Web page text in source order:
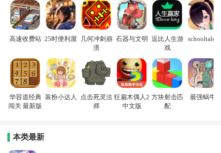
高速收费站 25时便利屋
几何冲刺崩
溃
石器与文明 逗比人生游
戏
schooltales
华容道经典
闯关 最新版
装扮小达人
点击死灵法
师
狂扁木偶人2
中文版
方块射击匹
配
最强蜗牛
本类最新